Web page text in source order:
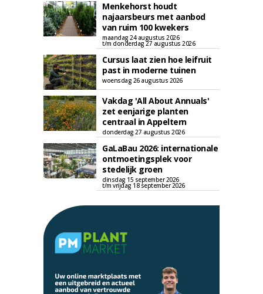
Menkehorst houdt
najaarsbeurs met aanbod
van ruim 100 kwekers
maandag 24 augustus 2026
t/m donderdag 27 augustus 2026
Cursus laat zien hoe leifruit
past in moderne tuinen
woensdag 26 augustus 2026
Vakdag 'All About Annuals'
zet eenjarige planten
centraal in Appeltern
donderdag 27 augustus 2026
GaLaBau 2026: internationale
ontmoetingsplek voor
stedelijk groen
dinsdag 15 september 2026
t/m vrijdag 18 september 2026